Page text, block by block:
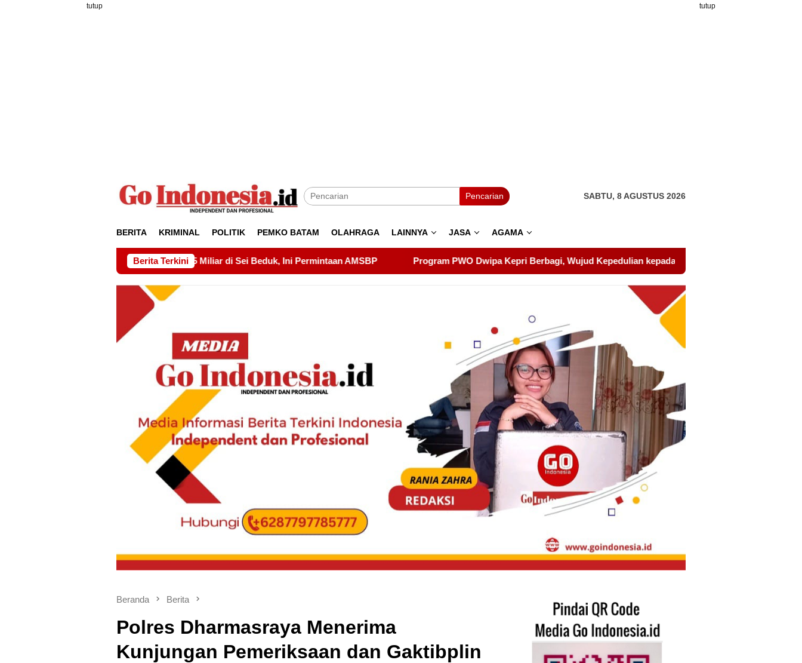
tutup tutup
Pencarian SABTU, 8 AGUSTUS 2026
BERITA KRIMINAL POLITIK PEMKO BATAM OLAHRAGA LAINNYA JASA AGAMA
Berita Terkini
Drainase Rp15 Miliar di Sei Beduk, Ini Permintaan AMSBP Program PWO Dwipa Kepri Berbagi, Wujud Kepedulian kepada Pondok Tahfidz Yatim dan Dhuafa Al-Aqsho Batam
Beranda Berita
Polres Dharmasraya Menerima
Kunjungan Pemeriksaan dan Gaktibplin